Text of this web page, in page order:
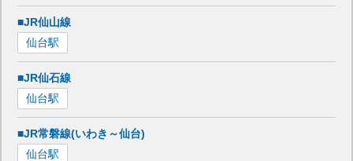
■JR仙山線
仙台駅
■JR仙石線
仙台駅
■JR常磐線(いわき～仙台)
仙台駅